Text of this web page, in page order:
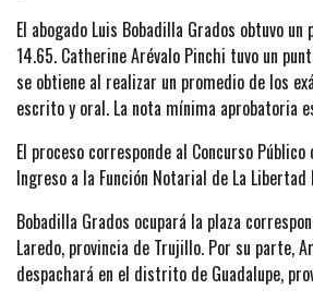
El abogado Luis Bobadilla Grados obtuvo
14.65. Catherine Arévalo Pinchi tuvo un
se obtiene al realizar un promedio de los
escrito y oral. La nota mínima aprobatoria
El proceso corresponde al Concurso
Ingreso a la Función Notarial de La
Bobadilla Grados ocupará la plaza
Laredo, provincia de Trujillo. Por su parte,
despachará en el distrito de Guadalupe,